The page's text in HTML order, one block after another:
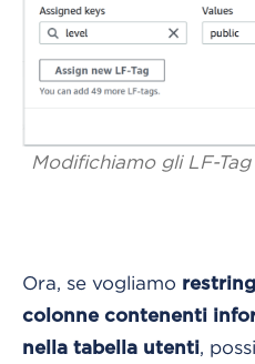
Modifichiamo gli LF-
Ora, se vogliamo
colonne contenenti
nella tabella utenti,